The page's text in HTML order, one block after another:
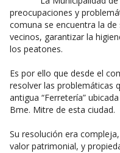
preocupaciones y
comuna se encuentra la
vecinos, garantizar la
los peatones.
Es por ello que desde el
resolver las problemáticas
antigua “Ferretería”
Bme. Mitre de esta ciudad.
Su resolución era
valor patrimonial, y